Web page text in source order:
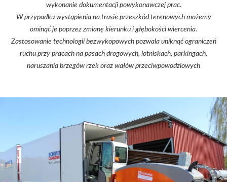
wykonanie dokumentacji powykonawczej prac.
W przypadku wystąpienia na trasie przeszkód terenowych możemy
ominąć je poprzez zmianę kierunku i głębokości wiercenia.
Zastosowanie technologii bezwykopowych pozwala uniknąć ograniczeń
ruchu przy pracach na pasach drogowych, lotniskach, parkingach,
naruszania brzegów rzek oraz wałów przeciwpowodziowych